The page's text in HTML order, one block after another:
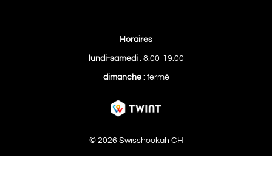
Horaires
lundi-samedi: 8:00-19:00
dimanche: fermé
© 2026 Swisshookah CH